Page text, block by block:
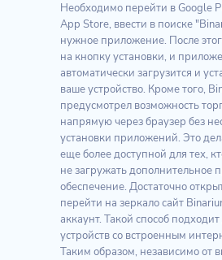
Необходимо перейти в Google
App Store, ввести в поиске
нужное приложение. После
на кнопку установки, и
автоматически загрузится и
ваше устройство. Кроме того,
предусмотрел возможность
напрямую через браузер без
установки приложений. Это
еще более доступной для тех,
не загружать дополнительное
обеспечение. Достаточно
перейти на зеркало сайт
аккаунт. Такой способ
устройств со встроенным
Таким образом, независимо от